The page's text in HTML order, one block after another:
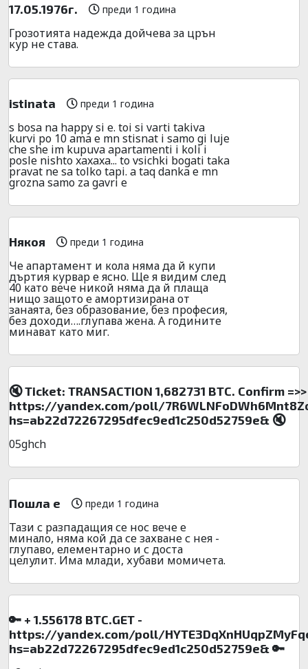
17.05.1976г. преди 1 година
Грозотията надежда дойчева за црън
кур не става.
istinata преди 1 година
s bosa na happy si e. toi si varti takiva
kurvi po 10 ama e mn stisnat i samo gi luje
che she im kupuva apartamenti i koli i
posle nishto xaxaxa... to vsichki bogati taka
pravat ne sa tolko tapi. a taq danka e mn
grozna samo za gavri e
Някоя преди 1 година
Че апартамент и кола няма да й купи
дъртия курвар е ясно. Ще я видим след
40 като вече никой няма да й плаща
нищо защото е амортизирана от
занаята, без образование, без професия,
без доходи….глупава жена. А годините
минават като миг.
🔇 Ticket: TRANSACTION 1,682731 BTC. Confirm =>>
https://yandex.com/poll/
hs=ab22d72267295dfec9ed1c250d52759e& 🔇
05ghch
Пошла е преди 1 година
Тази с разпадащия се нос вече е
минало, няма кой да се захване с нея -
глупаво, елементарно и с доста
целулит. Има млади, хубави момичета.
🔑 + 1.556178 BTC.GET -
https://yandex.com/poll/
hs=ab22d72267295dfec9ed1c250d52759e& 🔑